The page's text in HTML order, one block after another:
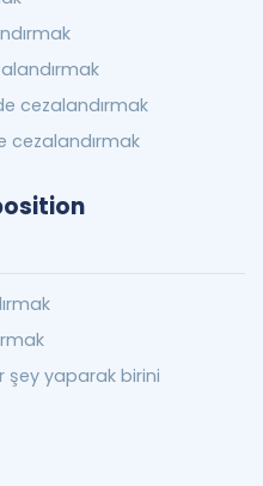
cezalandırmak
cezalandırmak
şey yaparak birini